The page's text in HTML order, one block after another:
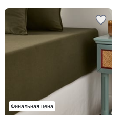
Финальная цена